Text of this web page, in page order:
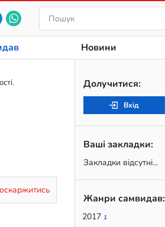
Новини
Долучитися:
Вхід
Ваші закладки:
Закладки відсутні...
Жанри самвидав:
2017 1